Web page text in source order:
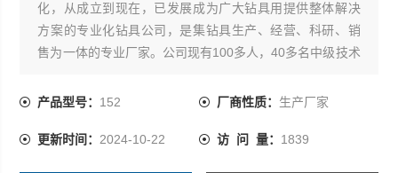
化，从成立到现在，已发展成为广大钻具用提供整体解决
方案的专业化钻具公司，是集钻具生产、经营、科研、销
售为一体的专业厂家。公司现有100多人，40多名中级技术
品独立设计和研发能力*，能为国内外客户提供*的施工整体
高、中、低风压各规格冲击器，及配套钻头、深孔超深孔
产品型号： 152 厂商性质： 生产厂家
更新时间： 2024-10-22 访 问 量： 1839